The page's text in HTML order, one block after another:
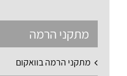
מתקני הרמה
מתקני הרמה בוואקום